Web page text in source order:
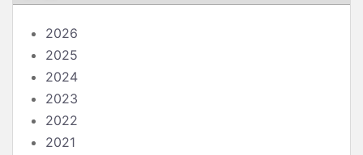
2026
2025
2024
2023
2022
2021